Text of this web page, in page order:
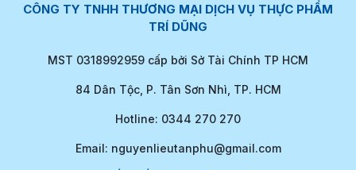
CÔNG TY TNHH THƯƠNG MẠI DỊCH VỤ THỰC PHẨM
TRÍ DŨNG
MST 0318992959 cấp bởi Sở Tài Chính TP HCM
84 Dân Tộc, P. Tân Sơn Nhì, TP. HCM
Hotline: 0344 270 270
Email: nguyenlieutanphu@gmail.com